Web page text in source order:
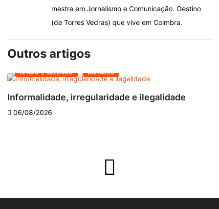
mestre em Jornalismo e Comunicação. Oestino
(de Torres Vedras) que vive em Coimbra.
Outros artigos
LENDO E RELENDO OLHARES
Informalidade, irregularidade e ilegalidade
06/08/2026